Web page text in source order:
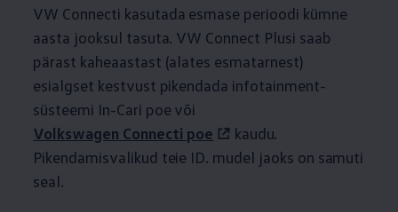
VW Connecti kasutada esmase perioodi kümne
aasta jooksul tasuta. VW Connect Plusi saab
pärast kaheaastast (alates esmatarnest)
esialgset kestvust pikendada infotainment-
süsteemi In-Cari poe või
Volkswagen Connecti poe
kaudu.
Pikendamisvalikud teie ID. mudel jaoks on samuti
seal.